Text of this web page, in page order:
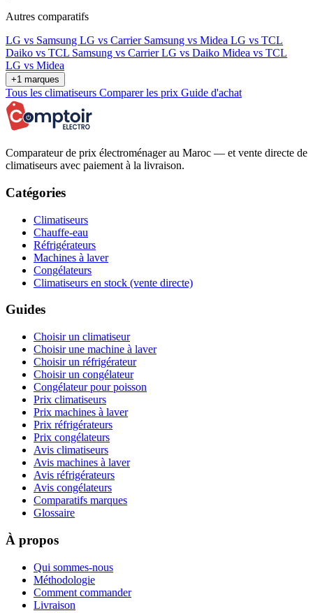
Autres comparatifs
LG vs Samsung LG vs Carrier Samsung vs Midea LG vs TCL
Daiko vs TCL Samsung vs CarrierLG vs Daiko Midea vs TCL
LG vs Midea
+1 marques
Tous les climatiseurs Comparer les prix Guide d'achat
Comparateur de prix électroménager au Maroc — et vente directe de
climatiseurs avec paiement à la livraison.
Catégories
Climatiseurs
Chauffe-eau
Réfrigérateurs
Machines à laver
Congélateurs
Climatiseurs en stock (vente directe)
Guides
Choisir un climatiseur
Choisir une machine à laver
Choisir un réfrigérateur
Choisir un congélateur
Congélateur pour poisson
Prix climatiseurs
Prix machines à laver
Prix réfrigérateurs
Prix congélateurs
Avis climatiseurs
Avis machines à laver
Avis réfrigérateurs
Avis congélateurs
Comparatifs marques
Glossaire
À propos
Qui sommes-nous
Méthodologie
Comment commander
Livraison